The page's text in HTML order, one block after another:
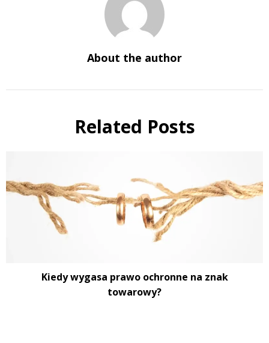
About the author
Related Posts
Kiedy wygasa prawo ochronne na znak
towarowy?